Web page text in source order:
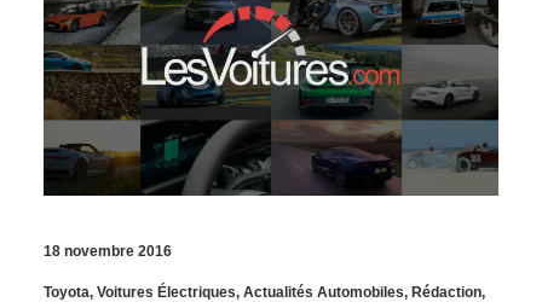
18 novembre 2016
Toyota, Voitures Électriques, Actualités Automobiles, Rédaction,